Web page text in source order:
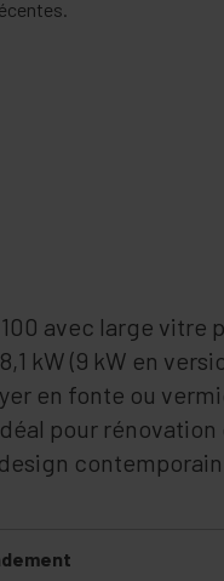
avec large vitre
kW (9 kW en
en fonte ou
pour